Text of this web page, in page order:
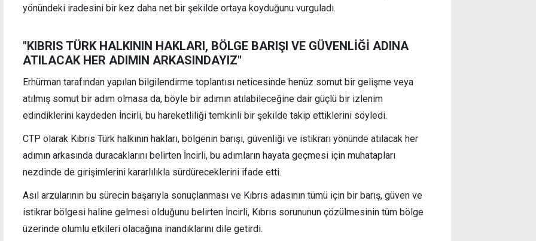
yönündeki iradesini bir kez daha net bir şekilde ortaya koyduğunu vurguladı.
"KIBRIS TÜRK HALKININ HAKLARI, BÖLGE BARIŞI VE GÜVENLİĞİ ADINA
ATILACAK HER ADIMIN ARKASINDAYIZ"
Erhürman tarafından yapılan bilgilendirme toplantısı neticesinde henüz somut bir gelişme veya
atılmış somut bir adım olmasa da, böyle bir adımın atılabileceğine dair güçlü bir izlenim
edindiklerini kaydeden İncirli, bu hareketliliği temkinli bir şekilde takip ettiklerini söyledi.
CTP olarak Kıbrıs Türk halkının hakları, bölgenin barışı, güvenliği ve istikrarı yönünde atılacak her
adımın arkasında duracaklarını belirten İncirli, bu adımların hayata geçmesi için muhatapları
nezdinde de girişimlerini kararlılıkla sürdüreceklerini ifade etti.
Asıl arzularının bu sürecin başarıyla sonuçlanması ve Kıbrıs adasının tümü için bir barış, güven ve
istikrar bölgesi haline gelmesi olduğunu belirten İncirli, Kıbrıs sorununun çözülmesinin tüm bölge
üzerinde olumlu etkileri olacağına inandıklarını dile getirdi.